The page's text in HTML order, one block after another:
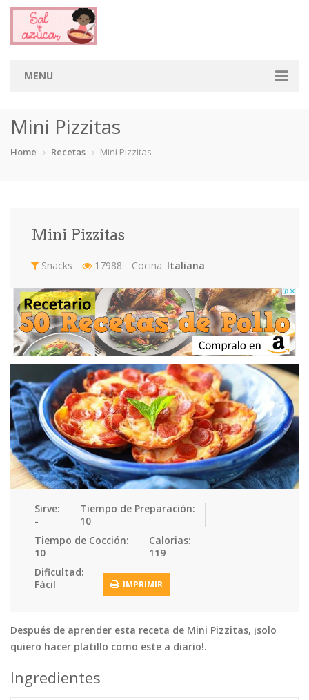
MENU
Categorias
Ensaladas Equipment Frutas Galletas
Gelatinas Guarnicion… Helados Hot Dogs
Huevos Mariscos Mermeladas Muffins
Panes Para Niños Pastas Pasteles
Pescados Pizzas Platos Fue… Pollo
Postres Recetas de… Recetas Do… Recetas Fá…
Recetas Me… Recetas Na…
Sandwiches Snacks
Tacos
Tortas Vegetales
Vegetarian…
Tips y Trucos
Mini Pizzitas
Home Recetas Mini Pizzitas
Mini Pizzitas
Snacks 17988 Cocina: Italiana
Sirve:
-
Tiempo de Preparación:
10
Tiempo de Cocción:
10
Calorias:
119
Dificultad:
Fácil
IMPRIMIR
Después de aprender esta receta de Mini Pizzitas, ¡solo
quiero hacer platillo como este a diario!.
Ingredientes